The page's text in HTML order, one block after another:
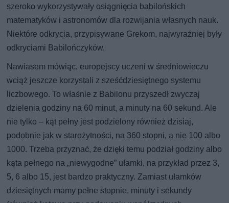
szeroko wykorzystywały osiągnięcia babilońskich
matematyków i astronomów dla rozwijania własnych nauk.
Niektóre odkrycia, przypisywane Grekom, najwyraźniej były
odkryciami Babilończyków.
Nawiasem mówiąc, europejscy uczeni w średniowieczu
wciąż jeszcze korzystali z sześćdziesiętnego systemu
liczbowego. To właśnie z Babilonu przyszedł zwyczaj
dzielenia godziny na 60 minut, a minuty na 60 sekund. Ale
nie tylko – kąt pełny jest podzielony również dzisiaj,
podobnie jak w starożytności, na 360 stopni, a nie 100 albo
1000. Trzeba przyznać, że dzięki temu podział godziny albo
kąta pełnego na „niewygodne” ułamki, na przykład przez 3,
5, 6 albo 15, jest bardzo praktyczny. Zamiast ułamków
dziesiętnych mamy pełne stopnie, minuty i sekundy